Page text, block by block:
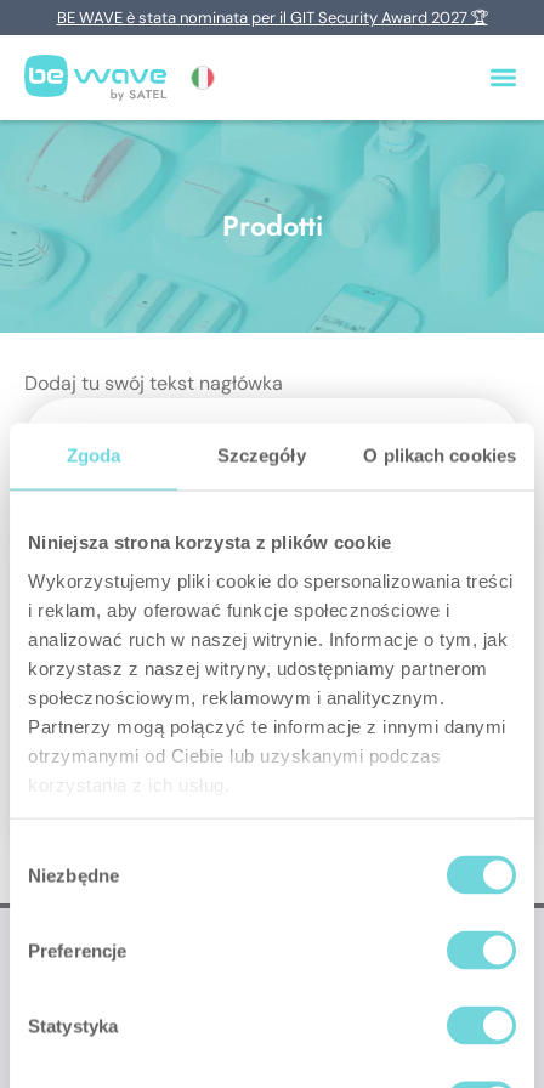
Zgoda Szczegóły O plikach cookies
Niniejsza strona korzysta z plików cookie
Wykorzystujemy pliki cookie do spersonalizowania treści
i reklam, aby oferować funkcje społecznościowe i
analizować ruch w naszej witrynie. Informacje o tym, jak
korzystasz z naszej witryny, udostępniamy partnerom
społecznościowym, reklamowym i analitycznym.
Partnerzy mogą połączyć te informacje z innymi danymi
otrzymanymi od Ciebie lub uzyskanymi podczas
korzystania z ich usług.
zgody
Niezbędne
Preferencje
Statystyka
BE WAVE è stata nominata per il GIT Security Award 2027 🏆
Prodotti
Dodaj tu swój tekst nagłówka
Smart HUB